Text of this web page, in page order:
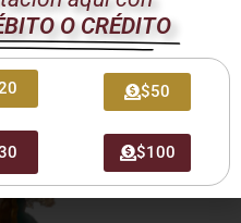
305 o 304
O CRÉDITO
$50
$100